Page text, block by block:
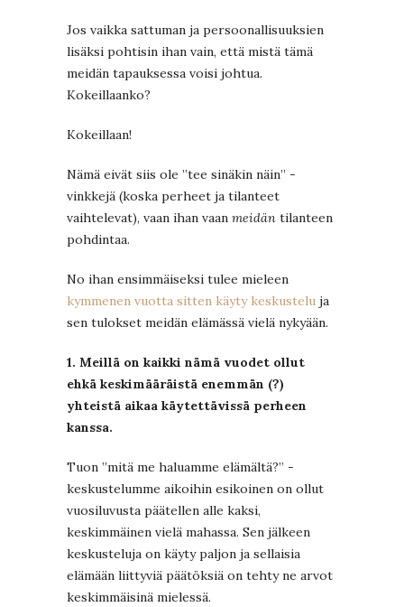
Jos vaikka sattuman ja persoonallisuuksien
lisäksi pohtisin ihan vain, että mistä tämä
meidän tapauksessa voisi johtua.
Kokeillaanko?
Kokeillaan!
Nämä eivät siis ole ”tee sinäkin näin” -
vinkkejä (koska perheet ja tilanteet
vaihtelevat), vaan ihan vaan meidän tilanteen
pohdintaa.
No ihan ensimmäiseksi tulee mieleen
kymmenen vuotta sitten käyty keskustelu ja
sen tulokset meidän elämässä vielä nykyään.
1. Meillä on kaikki nämä vuodet ollut
ehkä keskimääräistä enemmän (?)
yhteistä aikaa käytettävissä perheen
kanssa.
Tuon ”mitä me haluamme elämältä?” -
keskustelumme aikoihin esikoinen on ollut
vuosiluvusta päätellen alle kaksi,
keskimmäinen vielä mahassa. Sen jälkeen
keskusteluja on käyty paljon ja sellaisia
elämään liittyviä päätöksiä on tehty ne arvot
keskimmäisinä mielessä.